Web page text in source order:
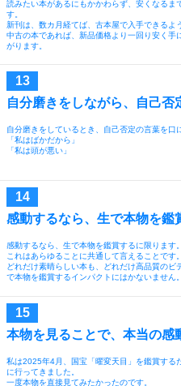
読みたい本があるにもかかわらず、安くなるま
す。
新刊は、数カ月経てば、古本屋で入手できるよ
中古の本であれば、新品価格より一回り安く手
がります。
自分磨きをしながら、自己否
自分磨きをしているとき、自己否定の言葉を口
「私はばかだから」
「私は頭が悪い」
感動するなら、生で本物を鑑
感動するなら、生で本物を鑑賞するに限ります。
これはあらゆることに共通して言えることです。
どれだけ素晴らしい本も、どれだけ高品質のビ
で本物を鑑賞するインパクトにはかないません。
本物を見ることで、本当の感
私は2025年4月、国宝「曜変天目」を鑑賞する
に行ってきました。
一度本物を直接見てみたかったのです。